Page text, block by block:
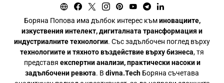
Боряна Попова има дълбок интерес къминовациите,
изкуствения интелект, дигиталната трансформация и
индустриалните технологии. Със задълбочен поглед върху
технологиите и тяхното въздействие върху бизнеса, тя
представя експертни анализи, практически насоки и
задълбочени ревюта. В divna.Tech Боряна съчетава